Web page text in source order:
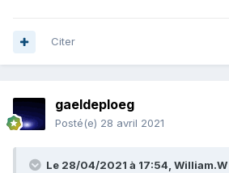
Citer
gaeldeploeg
Posté(e) 28 avril 2021
Le 28/04/2021 à 17:54, William.W